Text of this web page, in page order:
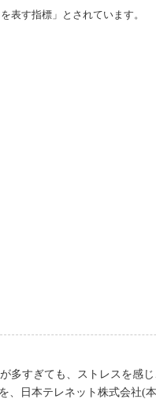
表す指標」とされています。
多すぎても、ストレスを感
、日本テレネット株式会社